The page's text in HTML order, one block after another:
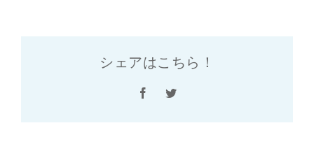
シェアはこちら！
FacebookTwitter